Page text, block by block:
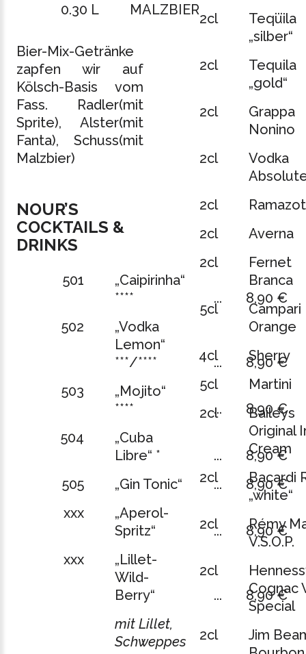
0.30 L
MALZBIER ...
Bier-Mix-Getränke
zapfen wir auf
Kölsch-Basis vom
Fass. Radler(mit
Sprite), Alster(mit
Fanta), Schuss(mit
Malzbier)
NOUR’S
COCKTAILS &
DRINKS
501
„Caipirinha“
****
...
8,90 €
502
„Vodka
Lemon“
***/****
...
8,90 €
503
„Mojito“
****
...
8,90 €
504
„Cuba
Libre“ *
...
8,90 €
505
„Gin Tonic“ ...
8,90 €
xxx
„Aperol-
Spritz“
...
8,90 €
xxx
„Lillet-
Wild-
Berry“
...
8,90 €
mit Lillet,
Schweppes
2cl
Tequila
„silber“
2cl
Tequila
„gold“
2cl
Grappa
Nonino
2cl
Vodka
2cl
2cl
Averna
2cl
Fernet
Branca
5cl
Campari
Orange
4cl
Sherry
5cl
Martini
2cl
Baileys
Original
Cream
2cl
Bacardi
„white“
2cl
Rémy
V.S.O.P.
2cl
Cognac
Special
2cl
Jim